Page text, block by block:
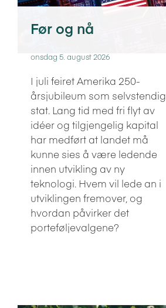
Før og nå
onsdag 5. august 2026
I juli feiret Amerika 250-
årsjubileum som selvstendig
stat. Lang tid med fri flyt av
idéer og tilgjengelig kapital
har medført at landet må
kunne sies å være ledende
innen utvikling av ny
teknologi. Hvem vil lede an i
utviklingen fremover, og
hvordan påvirker det
porteføljevalgene?